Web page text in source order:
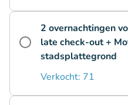
2 overnachtingen
late check-out +
stadsplattegrond
Verkocht: 71